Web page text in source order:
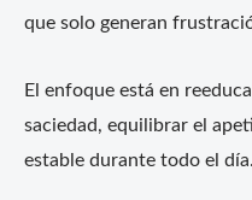
que solo generan
El enfoque está en
saciedad, equilibrar el
estable durante todo el día.